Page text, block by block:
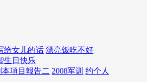
给女儿的话 漂亮饭吃不好
生日快乐
本項目報告二 2008军训 约个人